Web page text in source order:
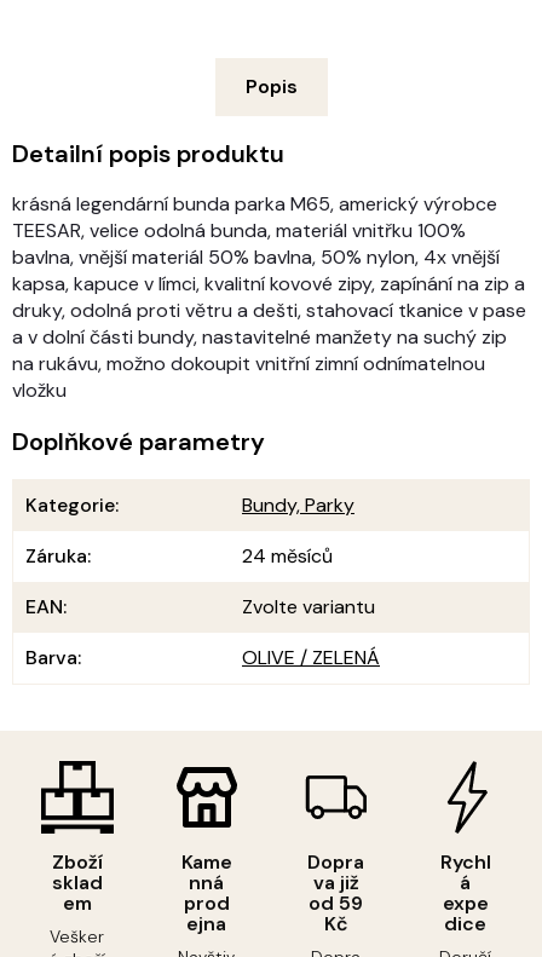
Zboží
sklad
em
Vešker
Kame
nná
prod
ejna
Dopra
va již
od 59
Kč
Rychl
á
expe
dice
Popis
Detailní popis produktu
krásná legendární bunda parka M65, americký výrobce
TEESAR, velice odolná bunda, materiál vnitřku 100%
bavlna, vnější materiál 50% bavlna, 50% nylon, 4x vnější
kapsa, kapuce v límci, kvalitní kovové zipy, zapínání na zip a
druky, odolná proti větru a dešti, stahovací tkanice v pase
a v dolní části bundy, nastavitelné manžety na suchý zip
na rukávu, možno dokoupit vnitřní zimní odnímatelnou
vložku
Doplňkové parametry
Kategorie:
Bundy, Parky
Záruka:
24 měsíců
EAN:
Zvolte variantu
Barva: OLIVE / ZELENÁ